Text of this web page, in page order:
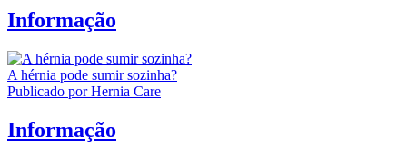
Informação
A hérnia pode sumir sozinha?
Publicado por Hernia Care
Informação